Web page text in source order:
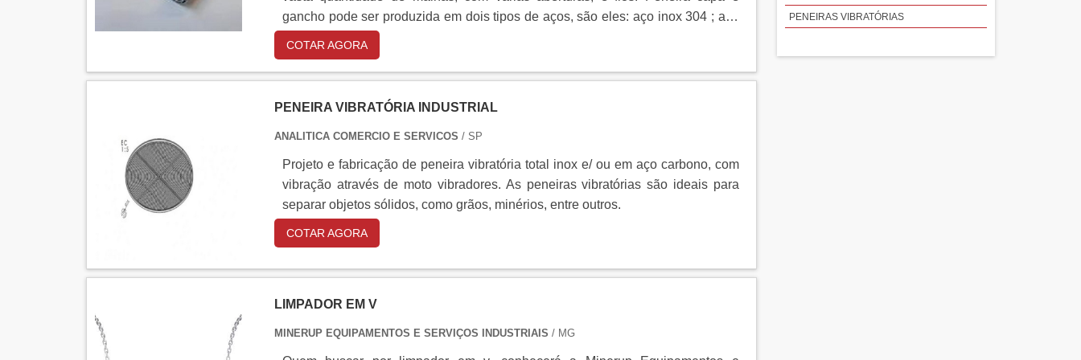
feito a diferença no mercado por toda seriedade e qualidade o que garante uma
entrega de excelência de ponta a ponta.
gancho pode ser produzida em dois tipos de aços, são eles: aço inox 304 ; aço
COTAR AGORA
PENEIRA VIBRATÓRIA INDUSTRIAL
ANALITICA COMERCIO E SERVICOS / SP
Projeto e fabricação de peneira vibratória total inox e/ ou em aço carbono, com
vibração através de moto vibradores. As peneiras vibratórias são ideais para
separar objetos sólidos, como grãos, minérios, entre outros.
COTAR AGORA
LIMPADOR EM V
MINERUP EQUIPAMENTOS E SERVIÇOS INDUSTRIAIS / MG
PENEIRAS VIBRATÓRIAS